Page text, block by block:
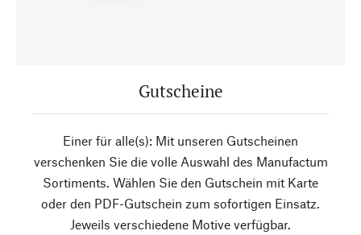
Gutscheine
Einer für alle(s): Mit unseren Gutscheinen
verschenken Sie die volle Auswahl des Manufactum
Sortiments. Wählen Sie den Gutschein mit Karte
oder den PDF-Gutschein zum sofortigen Einsatz.
Jeweils verschiedene Motive verfügbar.